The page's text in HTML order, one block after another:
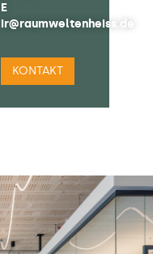
E
ir@raumweltenheiss.de
KONTAKT